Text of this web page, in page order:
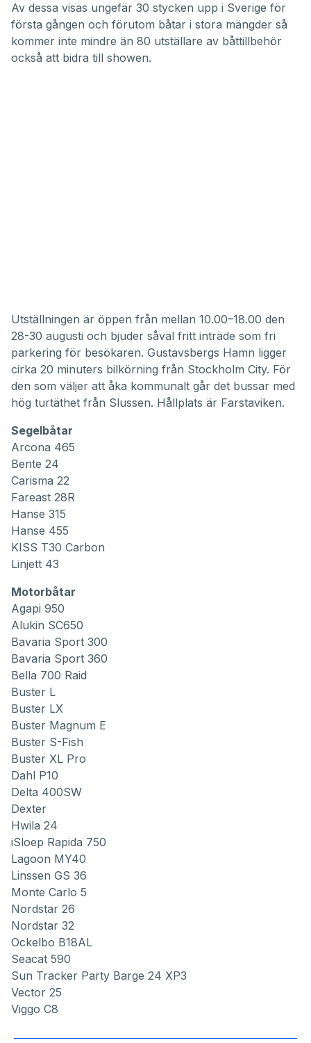
Av dessa visas ungefär 30 stycken upp i Sverige för
första gången och förutom båtar i stora mängder så
kommer inte mindre än 80 utställare av båttillbehör
också att bidra till showen.
Utställningen är öppen från mellan 10.00–18.00 den
28-30 augusti och bjuder såväl fritt inträde som fri
parkering för besökaren. Gustavsbergs Hamn ligger
cirka 20 minuters bilkörning från Stockholm City. För
den som väljer att åka kommunalt går det bussar med
hög turtäthet från Slussen. Hållplats är Farstaviken.
Segelbåtar
Arcona 465
Bente 24
Carisma 22
Fareast 28R
Hanse 315
Hanse 455
KISS T30 Carbon
Linjett 43
Motorbåtar
Agapi 950
Alukin SC650
Bavaria Sport 300
Bavaria Sport 360
Bella 700 Raid
Buster L
Buster LX
Buster Magnum E
Buster S-Fish
Buster XL Pro
Dahl P10
Delta 400SW
Dexter
Hwila 24
iSloep Rapida 750
Lagoon MY40
Linssen GS 36
Monte Carlo 5
Nordstar 26
Nordstar 32
Ockelbo B18AL
Seacat 590
Sun Tracker Party Barge 24 XP3
Vector 25
Viggo C8